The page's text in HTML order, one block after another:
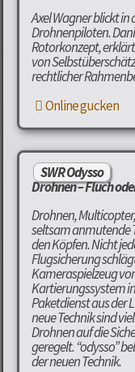
Axel Wagner blickt
Drohnenpiloten.
Rotorkonzept,
von
rechtlicher
Online gucken
SWR Odysso
Drohnen – Fluch
Drohnen,
seltsam anmutende
den Köpfen. Nicht
Flugsicherung
Kameraspielzeug
Kartierungssystem
Paketdienst aus der
neue Technik sind
Drohnen auf die
geregelt. “odysso”
der neuen Technik.